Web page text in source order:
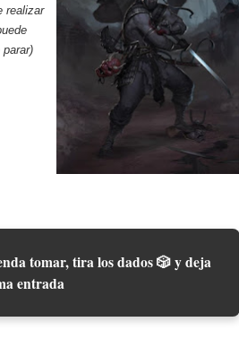
realizar
tomar, tira los dados 🎲 y deja
entrada